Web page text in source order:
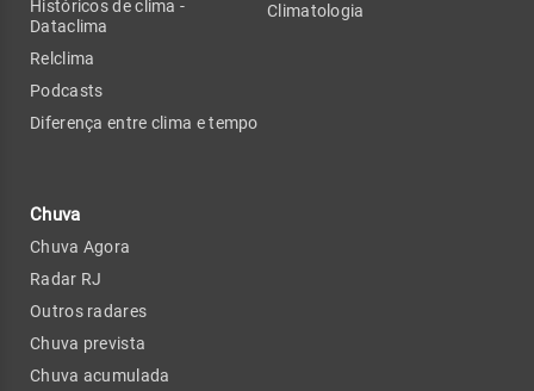
Históricos de clima -
Dataclima
Relclima
Podcasts
Diferença entre clima e tempo
Chuva
Chuva Agora
Radar RJ
Outros radares
Chuva prevista
Chuva acumulada
Climatologia